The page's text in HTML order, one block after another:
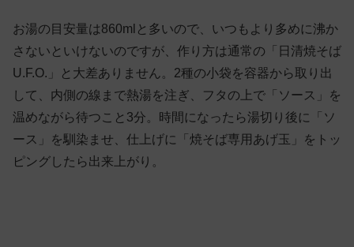
お湯の目安量は860mlと多いので、いつもより多めに沸か
さないといけないのですが、作り方は通常の「日清焼そば
U.F.O.」と大差ありません。2種の小袋を容器から取り出
して、内側の線まで熱湯を注ぎ、フタの上で「ソース」を
温めながら待つこと3分。時間になったら湯切り後に「ソ
ース」を馴染ませ、仕上げに「焼そば専用あげ玉」をトッ
ピングしたら出来上がり。